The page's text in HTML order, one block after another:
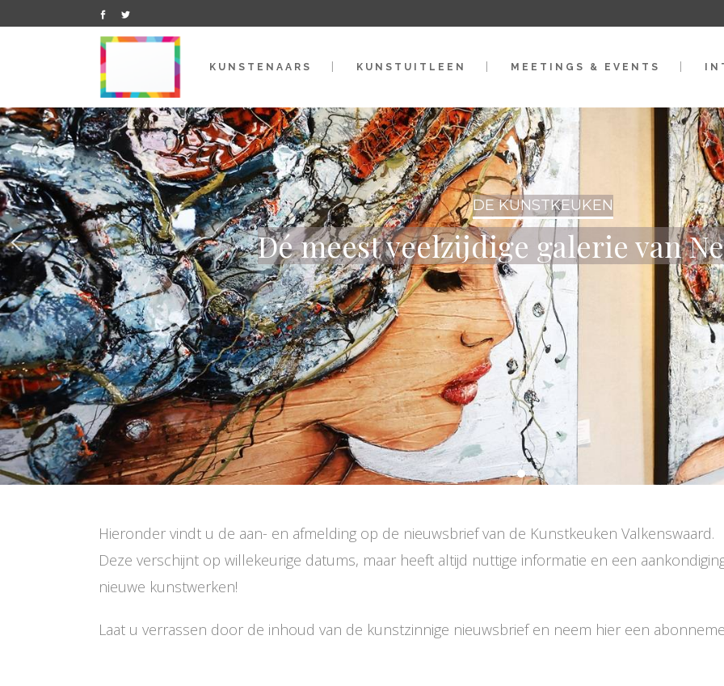
KUNSTENAARS KUNSTUITLEEN MEETINGS & EVENTS
DE KUNSTKEUKEN
Dé meest veelzijdige galerie van
Hieronder vindt u de aan- en afmelding op de nieuwsbrief van de Kunstkeuken Valkenswaard.
Deze verschijnt op willekeurige datums, maar heeft altijd nuttige informatie en een
nieuwe kunstwerken!
Laat u verrassen door de inhoud van de kunstzinnige nieuwsbrief en neem hier een